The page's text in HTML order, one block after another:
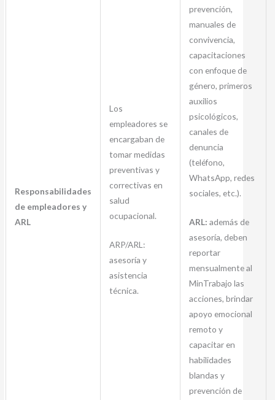
Responsabilidades
de empleadores y
ARL
Los
empleadores se
encargaban de
tomar medidas
preventivas y
correctivas en
salud
ocupacional.
ARP/ARL:
asesoría y
asistencia
técnica.
prevención,
manuales de
convivencia,
capacitaciones
con enfoque de
género, primeros
auxilios
psicológicos,
canales de
denuncia
(teléfono,
WhatsApp, redes
sociales, etc.).
ARL: además de
asesoría, deben
reportar
mensualmente al
MinTrabajo las
acciones, brindar
apoyo emocional
remoto y
capacitar en
habilidades
blandas y
prevención de